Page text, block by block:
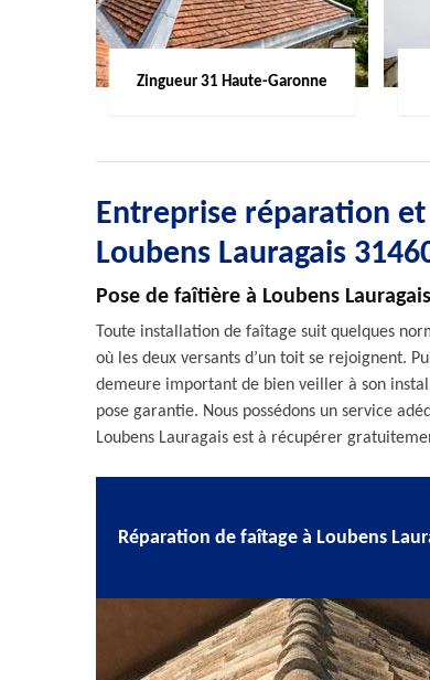
Zingueur 31 Haute-Garonne
Entreprise réparation
Loubens Lauragais
Pose de faîtière à Loubens Lauragais
Toute installation de faîtage suit quelques
où les deux versants d’un toit se rejoignent.
demeure important de bien veiller à son
pose garantie. Nous possédons un service
Loubens Lauragais est à récupérer
Réparation de faîtage à Loubens